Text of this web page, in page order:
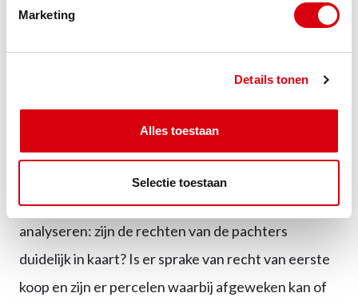
Marketing
Details tonen
Alles toestaan
Selectie toestaan
mogelijk het Didam-arrest van toepassing. Kijk ook
hoe lang loopt de pacht nog? Uiteraard kunnen wij
Ben je zelf verpachter en van plan tot verkoop over
te gaan? Ook dan kunnen wij voor jou de situatie
analyseren: zijn de rechten van de pachters
duidelijk in kaart? Is er sprake van recht van eerste
koop en zijn er percelen waarbij afgeweken kan of